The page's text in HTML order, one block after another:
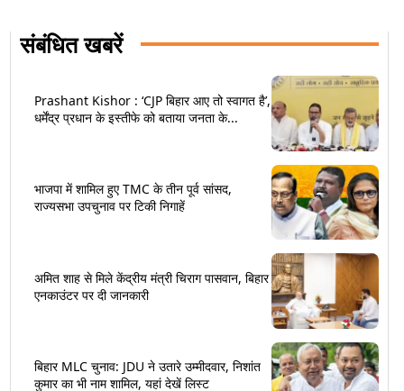
संबंधित खबरें
Prashant Kishor : ‘CJP बिहार आए तो स्वागत है’,
धर्मेंद्र प्रधान के इस्तीफे को बताया जनता के...
भाजपा में शामिल हुए TMC के तीन पूर्व सांसद,
राज्यसभा उपचुनाव पर टिकी निगाहें
अमित शाह से मिले केंद्रीय मंत्री चिराग पासवान, बिहार
एनकाउंटर पर दी जानकारी
बिहार MLC चुनाव: JDU ने उतारे उम्मीदवार, निशांत
कुमार का भी नाम शामिल, यहां देखें लिस्ट